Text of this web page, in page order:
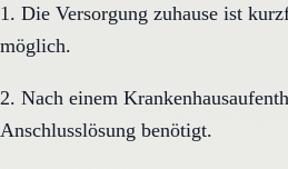
1. Die Versorgung zuhause ist
möglich.
2. Nach einem
Anschlusslösung benötigt.